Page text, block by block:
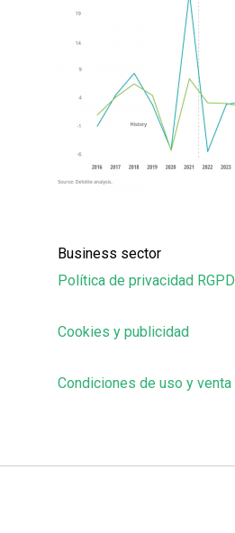
Business sector
Política de privacidad RGPD
Cookies y publicidad
Condiciones de uso y venta